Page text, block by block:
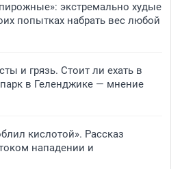
экстремально худые
попытках набрать вес любой
и грязь. Стоит ли ехать в
в Геленджике — мнение
кислотой». Рассказ
нападении и